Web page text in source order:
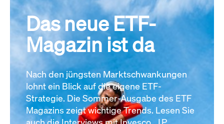
Das neue ETF-
Magazin ist da
Nach den jüngsten Marktschwankungen
lohnt ein Blick auf die eigene ETF-
Strategie. Die Sommer-Ausgabe des ETF
Magazins zeigt wichtige Trends. Lesen Sie